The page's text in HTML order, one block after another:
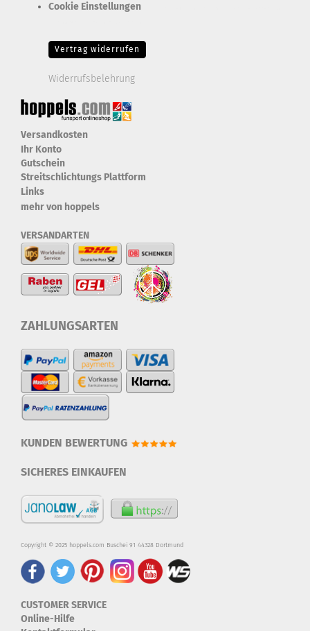
Cookie Einstellungen
Vertrag widerrufen
Widerrufsbelehrung
Versandkosten
Ihr Konto
Gutschein
Streitschlichtungs Plattform
Links
mehr von hoppels
VERSANDARTEN
ZAHLUNGSARTEN
KUNDEN BEWERTUNG
SICHERES EINKAUFEN
Copyright © 2025 hoppels.com Buschei 91 44328 Dortmund
CUSTOMER SERVICE
Online-Hilfe